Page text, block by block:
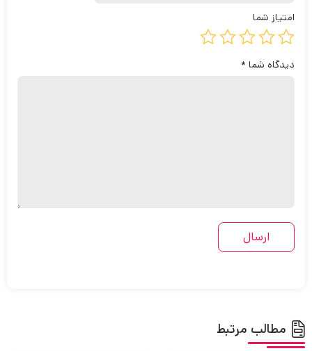
امتیاز شما
دیدگاه شما *
مطالب مرتبط